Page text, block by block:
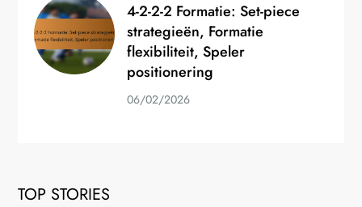
4-2-2-2 Formatie: Set-piece
strategieën, Formatie
flexibiliteit, Speler
positionering
06/02/2026
TOP STORIES